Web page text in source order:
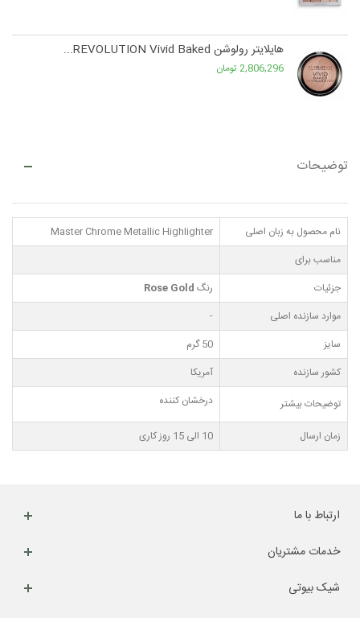
هایلایتر رولوشن REVOLUTION Vivid Baked...
2,806,296 تومان
توضیحات
نام محصول به زبان اصلی
Master Chrome Metallic Highlighter
مناسب برای
جزئیات
رنگ Rose Gold
موارد سازنده اصلی
-
سایز
50 گرم
کشور سازنده
آمریکا
توضیحات بیشتر
درخشان کننده
زمان ارسال 10 الی 15 روز کاری
ارتباط با ما
خدمات مشتریان
شیک بیوتی